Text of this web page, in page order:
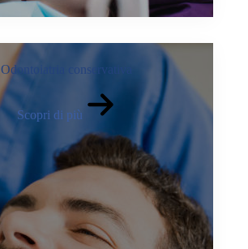
Odontoiatria conservativa
Scopri di più